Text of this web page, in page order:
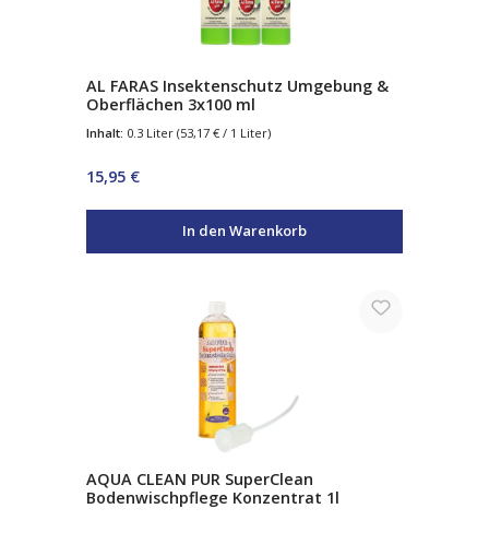
AL FARAS Insektenschutz Umgebung &
Oberflächen 3x100 ml
Inhalt: 0.3 Liter (53,17 € / 1 Liter)
Regulärer Preis:
15,95 €
In den Warenkorb
AQUA CLEAN PUR SuperClean
Bodenwischpflege Konzentrat 1l